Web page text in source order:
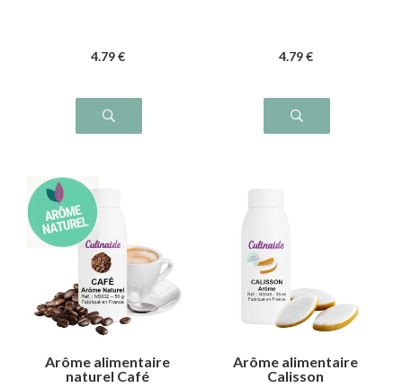
4.79 € 4.79 €
Arôme alimentaire
naturel Café
Arôme alimentaire
Calisson